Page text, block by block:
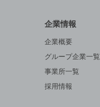
企業情報
企業概要
グループ企業一覧
事業所一覧
採用情報